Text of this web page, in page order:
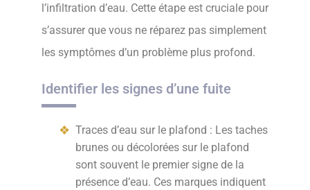
l’infiltration d’eau. Cette étape est cruciale pour
s’assurer que vous ne réparez pas simplement
les symptômes d’un problème plus profond.
Identifier les signes d’une fuite
Traces d’eau sur le plafond : Les taches
brunes ou décolorées sur le plafond
sont souvent le premier signe de la
présence d’eau. Ces marques indiquent